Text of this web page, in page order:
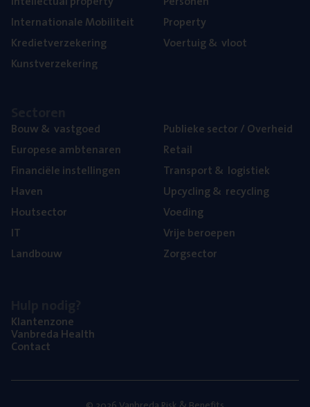
Inter­na­ti­o­na­le Mobiliteit
Kre­diet­ver­ze­ke­ring
Kunst­ver­ze­ke­ring
Pro­per­ty
Voer­tuig& vloot
Bouw& vastgoed
Euro­pe­se ambtenaren
Finan­ci­ë­le instellingen
Haven
Hout­sec­tor
IT
Land­bouw
Publie­ke sec­tor / Overheid
Retail
Trans­port& logistiek
Upcy­cling& recycling
Voe­ding
Vrije beroe­pen
Zorg­sec­tor
Klan­ten­zo­ne
Van­b­re­da Health
Con­tact